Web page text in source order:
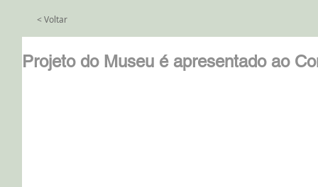
< Voltar
Projeto do Museu é apresentado ao